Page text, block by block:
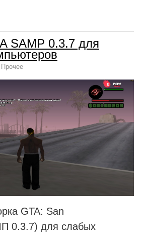
SAMP 0.3.7 для
Прочее
GTA: San
0.3.7) для слабых